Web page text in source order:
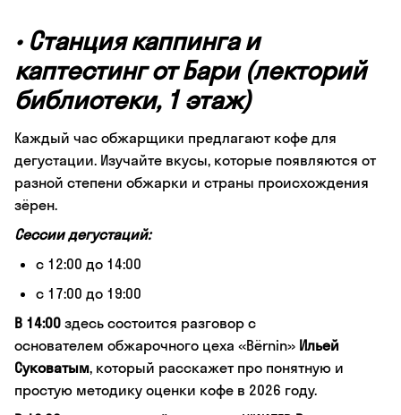
• Станция каппинга и
каптестинг от Бари (лекторий
библиотеки, 1 этаж)
Каждый час обжарщики предлагают кофе для
дегустации. Изучайте вкусы, которые появляются от
разной степени обжарки и страны происхождения
зёрен.
Сессии дегустаций:
с 12:00 до 14:00
с 17:00 до 19:00
В 14:00 здесь состоится разговор с
основателем обжарочного цеха «Bёrnin» Ильей
Суковатым, который расскажет про понятную и
простую методику оценки кофе в 2026 году.